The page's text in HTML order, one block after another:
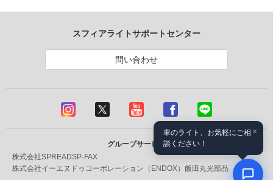
スフィアライトサポートセンター
問い合わせ
グループサービス
株式会社SPREADSP-FAX
株式会社イーエヌドゥコーポレーション（ENDOX） 飯田丸光部品
×
車のライト、お気軽にご相
談ください！